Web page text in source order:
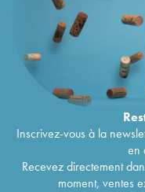
Inscrivez-vous à la
en
Recevez directement
moment, ventes